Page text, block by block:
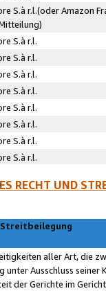
S.à r.l.(oder Amazon
S.à r.l.
S.à r.l.
S.à r.l.
S.à r.l.
S.à r.l.
S.à r.l.
S.à r.l.
S.à r.l.
RECHT UND
Streitbeilegung
aller Art, die
unter Ausschluss
der Gerichte im